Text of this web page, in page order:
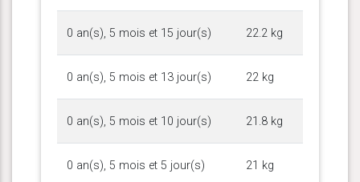
0 an(s), 5 mois et 15 jour(s) 22.2 kg
0 an(s), 5 mois et 13 jour(s) 22 kg
0 an(s), 5 mois et 10 jour(s) 21.8 kg
0 an(s), 5 mois et 5 jour(s) 21 kg